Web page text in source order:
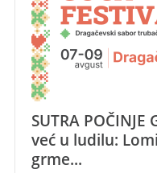
SUTRA POČINJE
već u ludilu:
grme...